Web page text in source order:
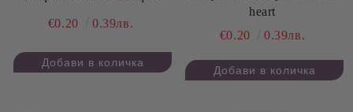
€0.20 0.39лв.
heart
€0.20
0.39лв.